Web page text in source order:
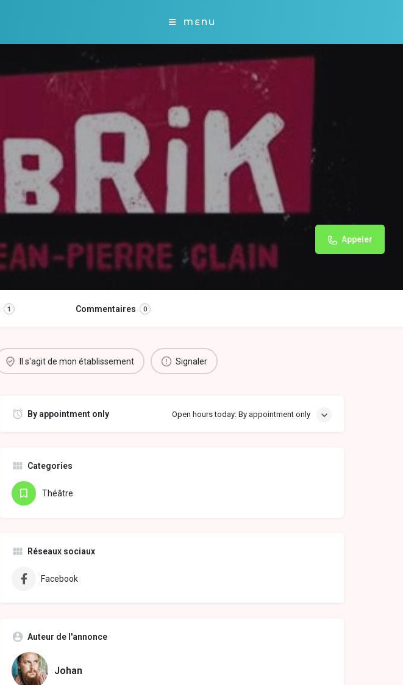
MENU
Appeler
1 Commentaires 0
Il s'agit de mon établissement Signaler
By appointment only Open hours today: By appointment only
Categories
Théâtre
Réseaux sociaux
Facebook
Auteur de l'annonce
Johan